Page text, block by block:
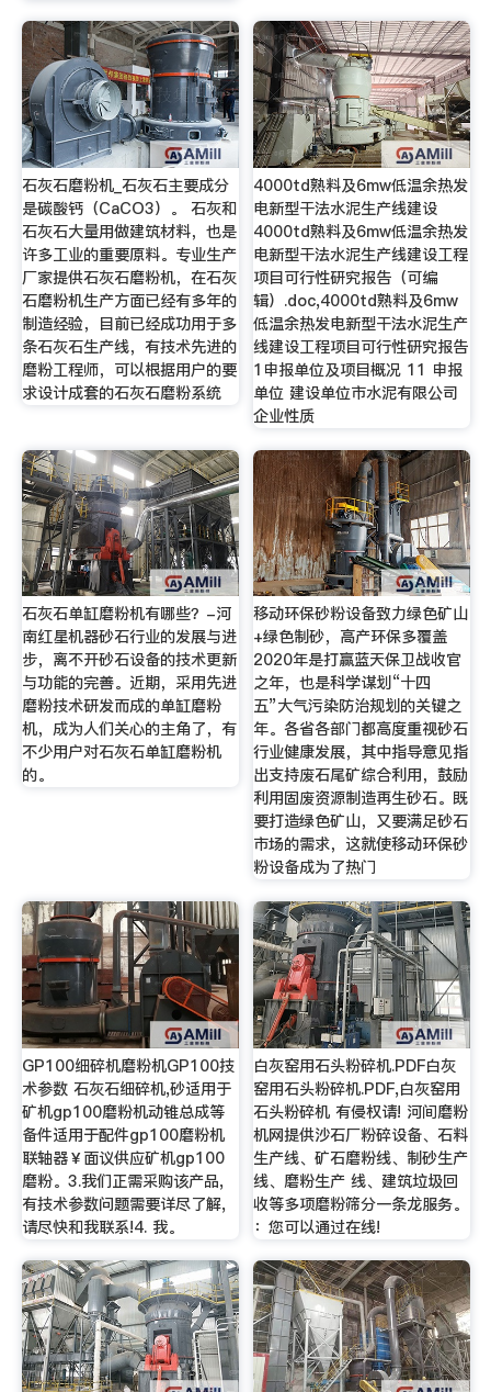
石灰石磨粉机_石灰石主要成分
是碳酸钙（CaCO3）。 石灰和
石灰石大量用做建筑材料，也是
许多工业的重要原料。专业生产
厂家提供石灰石磨粉机，在石灰
石磨粉机生产方面已经有多年的
制造经验，目前已经成功用于多
条石灰石生产线，有技术先进的
磨粉工程师，可以根据用户的要
求设计成套的石灰石磨粉系统
4000td熟料及6mw低温余热发
电新型干法水泥生产线建设
4000td熟料及6mw低温余热发
电新型干法水泥生产线建设工程
项目可行性研究报告（可编
辑）.doc,4000td熟料及6mw
低温余热发电新型干法水泥生产
线建设工程项目可行性研究报告
1申报单位及项目概况 11 申报
单位 建设单位市水泥有限公司
企业性质
石灰石单缸磨粉机有哪些？-河
南红星机器砂石行业的发展与进
步，离不开砂石设备的技术更新
与功能的完善。近期，采用先进
磨粉技术研发而成的单缸磨粉
机，成为人们关心的主角了，有
不少用户对石灰石单缸磨粉机
的。
移动环保砂粉设备致力绿色矿山
+绿色制砂，高产环保多覆盖
2020年是打赢蓝天保卫战收官
之年，也是科学谋划“十四
五”大气污染防治规划的关键之
年。各省各部门都高度重视砂石
行业健康发展，其中指导意见指
出支持废石尾矿综合利用，鼓励
利用固废资源制造再生砂石。既
要打造绿色矿山，又要满足砂石
市场的需求，这就使移动环保砂
粉设备成为了热门
GP100细碎机磨粉机GP100技
术参数 石灰石细碎机,砂适用于
矿机gp100磨粉机动锥总成等
备件适用于配件gp100磨粉机
联轴器￥面议供应矿机gp100
磨粉。3.我们正需采购该产品,
有技术参数问题需要详尽了解,
请尽快和我联系!4. 我。
白灰窑用石头粉碎机.PDF白灰
窑用石头粉碎机.PDF,白灰窑用
石头粉碎机 有侵权请! 河间磨粉
机网提供沙石厂粉碎设备、石料
生产线、矿石磨粉线、制砂生产
线、磨粉生产 线、建筑垃圾回
收等多项磨粉筛分一条龙服务。
：您可以通过在线!